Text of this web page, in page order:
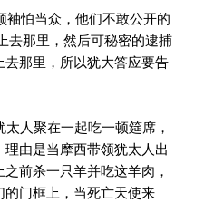
袖怕当众，他们不敢公开的
去那里，然后可秘密的逮捕
那里，所以犹大答应要告
人聚在一起吃一顿筵席，
由是当摩西带领犹太人出
前杀一只羊并吃这羊肉，
门框上，当死亡天使来